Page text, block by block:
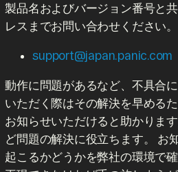
製品名およびバージョン番号と
レスまでお問い合わせください。
support@japan.panic.com
動作に問題があるなど、不具合
いただく際はその解決を早める
お知らせいただけると助かりま
ど問題の解決に役立ちます。 お
起こるかどうかを弊社の環境で